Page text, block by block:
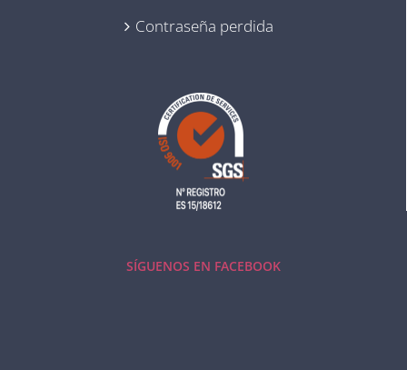
Contraseña perdida
SÍGUENOS EN FACEBOOK